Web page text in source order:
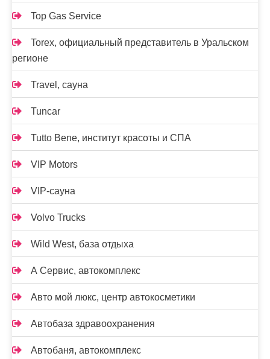
Top Gas Service
Torex, официальный представитель в Уральском
регионе
Travel, сауна
Tuncar
Tutto Bene, институт красоты и СПА
VIP Motors
VIP-сауна
Volvo Trucks
Wild West, база отдыха
А Сервис, автокомплекс
Авто мой люкс, центр автокосметики
Автобаза здравоохранения
Автобаня, автокомплекс